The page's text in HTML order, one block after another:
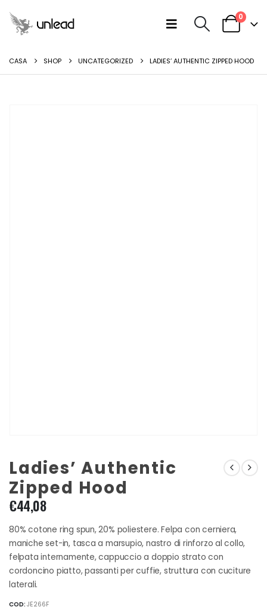
0
CASA SHOP UNCATEGORIZED LADIES’ AUTHENTIC ZIPPED HOOD
Ladies’ Authentic
Zipped Hood
€44,08
80% cotone ring spun, 20% poliestere. Felpa con cerniera,
maniche set-in, tasca a marsupio, nastro di rinforzo al collo,
felpata internamente, cappuccio a doppio strato con
cordoncino piatto, passanti per cuffie, struttura con cuciture
laterali.
COD: JE266F